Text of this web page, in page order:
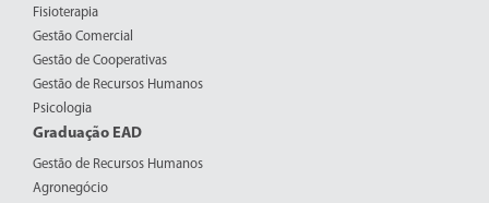
Fisioterapia
Gestão Comercial
Gestão de Cooperativas
Gestão de Recursos Humanos
Psicologia
Graduação EAD
Gestão de Recursos Humanos
Agronegócio